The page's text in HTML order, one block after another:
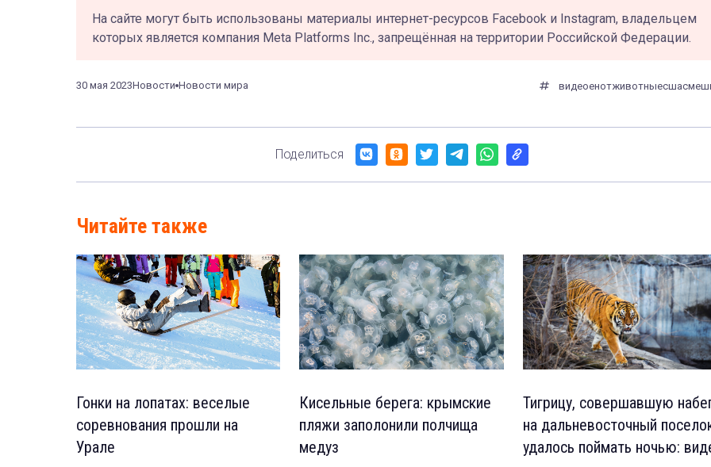
На сайте могут быть использованы материалы интернет-ресурсов Facebook и Instagram, владельцем
которых является компания Meta Platforms Inc., запрещённая на территории Российской Федерации.
30 мая 2023Новости Новости мира видеоенотживотныесша
Поделиться
Читайте также
Гонки на лопатах: веселые
соревнования прошли на
Урале
Кисельные берега: крымские
пляжи заполонили полчища
медуз
Тигрицу, совершавшую
на дальневосточный
удалось поймать ночью: